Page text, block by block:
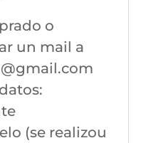
o
un mail a
(se realizou